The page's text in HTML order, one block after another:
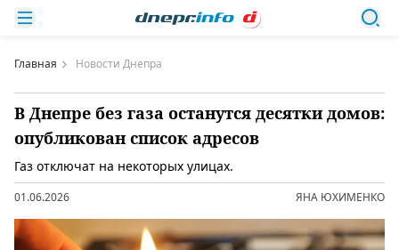
Главная Новости Днепра
В Днепре без газа останутся десятки домов:
опубликован список адресов
Газ отключат на некоторых улицах.
01.06.2026 ЯНА ЮХИМЕНКО